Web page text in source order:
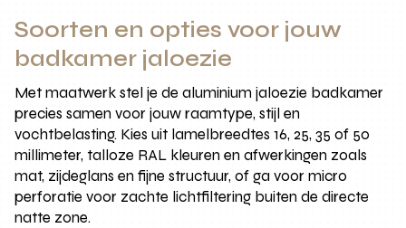
Soorten en opties voor jouw
badkamer jaloezie
Met maatwerk stel je de aluminium jaloezie badkamer
precies samen voor jouw raamtype, stijl en
vochtbelasting. Kies uit lamelbreedtes 16, 25, 35 of 50
millimeter, talloze RAL kleuren en afwerkingen zoals
mat, zijdeglans en fijne structuur, of ga voor micro
perforatie voor zachte lichtfiltering buiten de directe
natte zone.